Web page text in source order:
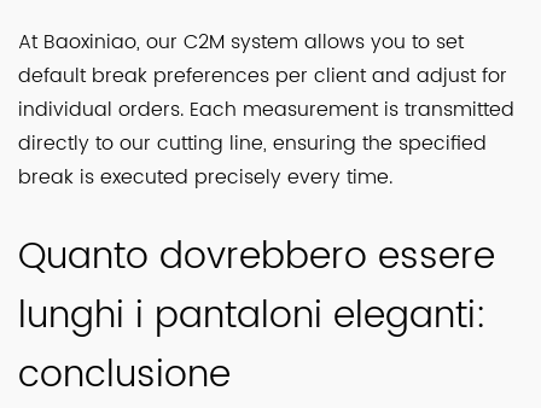
At Baoxiniao, our C2M system allows you to set
default break preferences per client and adjust for
individual orders. Each measurement is transmitted
directly to our cutting line, ensuring the specified
break is executed precisely every time.
Quanto dovrebbero essere
lunghi i pantaloni eleganti:
conclusione